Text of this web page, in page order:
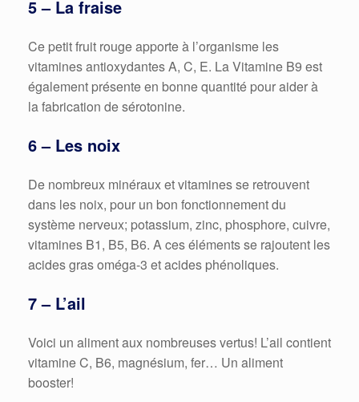
5 – La fraise
Ce petit fruit rouge apporte à l’organisme les
vitamines antioxydantes A, C, E. La Vitamine B9 est
également présente en bonne quantité pour aider à
la fabrication de sérotonine.
6 – Les noix
De nombreux minéraux et vitamines se retrouvent
dans les noix, pour un bon fonctionnement du
système nerveux; potassium, zinc, phosphore, cuivre,
vitamines B1, B5, B6. A ces éléments se rajoutent les
acides gras oméga-3 et acides phénoliques.
7 – L’ail
Voici un aliment aux nombreuses vertus! L’ail contient
vitamine C, B6, magnésium, fer… Un aliment
booster!